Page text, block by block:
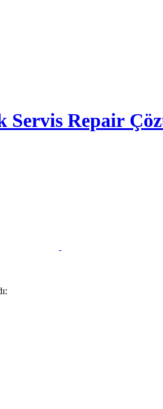
Servis Repair